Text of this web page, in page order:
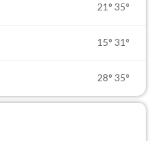
21° 35°
15° 31°
28° 35°